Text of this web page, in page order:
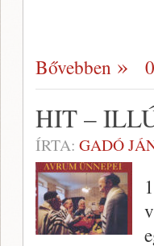
Bővebben
HIT –
ÍRTA: GADÓ